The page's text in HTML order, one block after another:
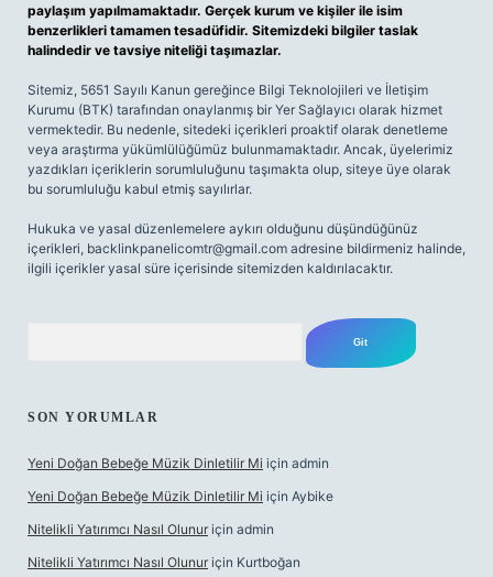
paylaşım yapılmamaktadır. Gerçek kurum ve kişiler ile isim
benzerlikleri tamamen tesadüfidir. Sitemizdeki bilgiler taslak
halindedir ve tavsiye niteliği taşımazlar.
Sitemiz, 5651 Sayılı Kanun gereğince Bilgi Teknolojileri ve İletişim
Kurumu (BTK) tarafından onaylanmış bir Yer Sağlayıcı olarak hizmet
vermektedir. Bu nedenle, sitedeki içerikleri proaktif olarak denetleme
veya araştırma yükümlülüğümüz bulunmamaktadır. Ancak, üyelerimiz
yazdıkları içeriklerin sorumluluğunu taşımakta olup, siteye üye olarak
bu sorumluluğu kabul etmiş sayılırlar.
Hukuka ve yasal düzenlemelere aykırı olduğunu düşündüğünüz
içerikleri, backlinkpanelicomtr@gmail.com adresine bildirmeniz halinde,
ilgili içerikler yasal süre içerisinde sitemizden kaldırılacaktır.
SON YORUMLAR
Yeni Doğan Bebeğe Müzik Dinletilir Mi için admin
Yeni Doğan Bebeğe Müzik Dinletilir Mi için Aybike
Nitelikli Yatırımcı Nasıl Olunur için admin
Nitelikli Yatırımcı Nasıl Olunur için Kurtboğan